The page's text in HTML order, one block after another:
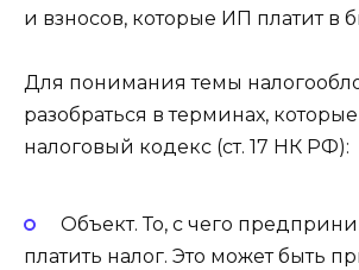
и взносов, которые ИП платит в
Для понимания темы
разобраться в терминах,
налоговый кодекс (ст. 17 НК РФ):
Объект. То, с чего
платить налог. Это может быть